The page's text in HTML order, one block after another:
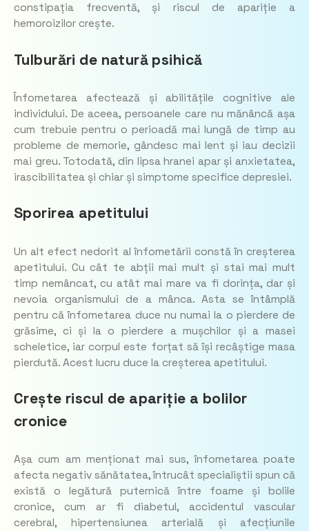
constipația frecventă, și riscul de apariție a
hemoroizilor crește.
Tulburări de natură psihică
Înfometarea afectează și abilitățile cognitive ale
individului. De aceea, persoanele care nu mănâncă așa
cum trebuie pentru o perioadă mai lungă de timp au
probleme de memorie, gândesc mai lent și iau decizii
mai greu. Totodată, din lipsa hranei apar și anxietatea,
irascibilitatea și chiar și simptome specifice depresiei.
Sporirea apetitului
Un alt efect nedorit al înfometării constă în creșterea
apetitului. Cu cât te abții mai mult și stai mai mult
timp nemâncat, cu atât mai mare va fi dorința, dar și
nevoia organismului de a mânca. Asta se întâmplă
pentru că înfometarea duce nu numai la o pierdere de
grăsime, ci și la o pierdere a mușchilor și a masei
scheletice, iar corpul este forțat să își recâștige masa
pierdută. Acest lucru duce la creșterea apetitului.
Crește riscul de apariție a bolilor
cronice
Așa cum am menționat mai sus, înfometarea poate
afecta negativ sănătatea, întrucât specialiștii spun că
există o legătură puternică între foame și bolile
cronice, cum ar fi diabetul, accidentul vascular
cerebral, hipertensiunea arterială și afecțiunile